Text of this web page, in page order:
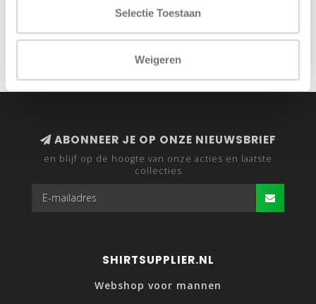
Selectie Toestaan
Weigeren
ABONNEER JE OP ONZE NIEUWSBRIEF
en blijf op de hoogte van onze acties en laatste
collecties
SHIRTSUPPLIER.NL
Webshop voor mannen